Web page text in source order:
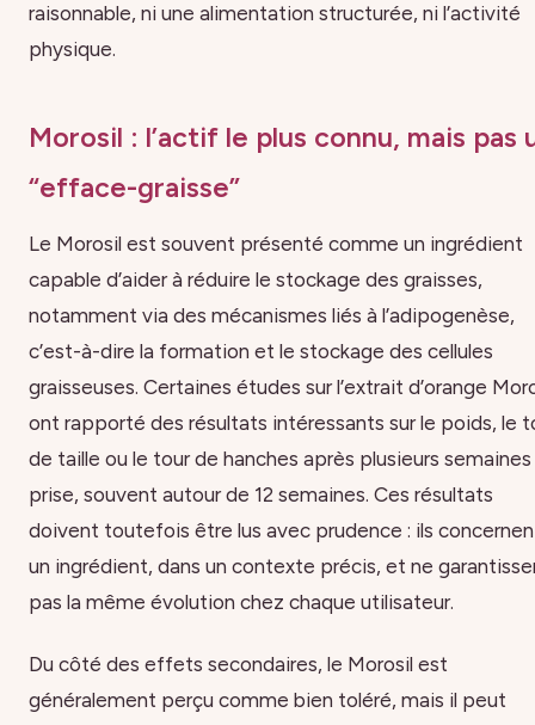
raisonnable, ni une alimentation structurée, ni l’activité
physique.
Morosil : l’actif le plus connu, mais pas
“efface-graisse”
Le Morosil est souvent présenté comme un ingrédient
capable d’aider à réduire le stockage des graisses,
notamment via des mécanismes liés à l’adipogenèse,
c’est-à-dire la formation et le stockage des cellules
graisseuses. Certaines études sur l’extrait d’orange
ont rapporté des résultats intéressants sur le poids, le
de taille ou le tour de hanches après plusieurs
prise, souvent autour de 12 semaines. Ces résultats
doivent toutefois être lus avec prudence : ils
un ingrédient, dans un contexte précis, et ne
pas la même évolution chez chaque utilisateur.
Du côté des effets secondaires, le Morosil est
généralement perçu comme bien toléré, mais il peut